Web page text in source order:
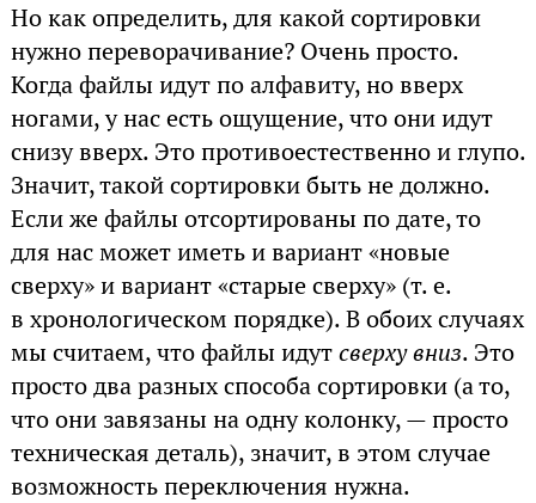
Но как определить, для какой сортировки
нужно переворачивание? Очень просто.
Когда файлы идут по алфавиту, но вверх
ногами, у нас есть ощущение, что они идут
снизу вверх. Это противоестественно и глупо.
Значит, такой сортировки быть не должно.
Если же файлы отсортированы по дате, то
для нас может иметь и вариант «новые
сверху» и вариант «старые сверху» (т. е.
в хронологическом порядке). В обоих случаях
мы считаем, что файлы идутсверху вниз. Это
просто два разных способа сортировки (а то,
что они завязаны на одну колонку, — просто
техническая деталь), значит, в этом случае
возможность переключения нужна.